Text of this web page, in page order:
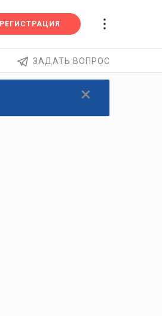
РЕГИСТРАЦИЯ
ЗАДАТЬ ВОПРОС
×